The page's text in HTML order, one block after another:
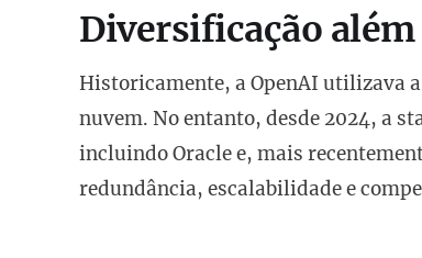
Diversificação
Historicamente, a OpenAI utilizava a
nuvem. No entanto, desde 2024, a
incluindo Oracle e, mais
redundância, escalabilidade e